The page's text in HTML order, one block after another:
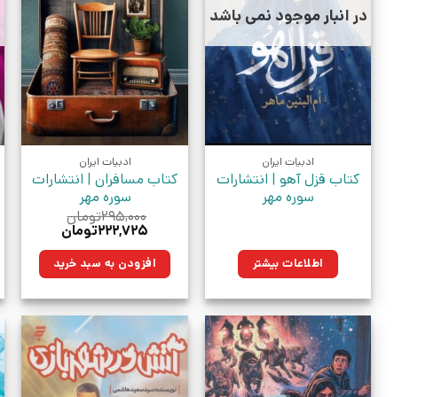
در انبار موجود نمی باشد
ادبیات ایران
کتاب قزل آهو | انتشارات
سوره مهر
اطلاعات بیشتر
ادبیات ایران
کتاب مسافران | انتشارات
سوره مهر
۲۹۵,۰۰۰تومان
قیمت
۲۹۵,۰۰۰تومان
بود.
۲۲۲,۷۲۵تومانقیمت
۲۲۲,۷۲۵تومان.افزودن به سبد خرید